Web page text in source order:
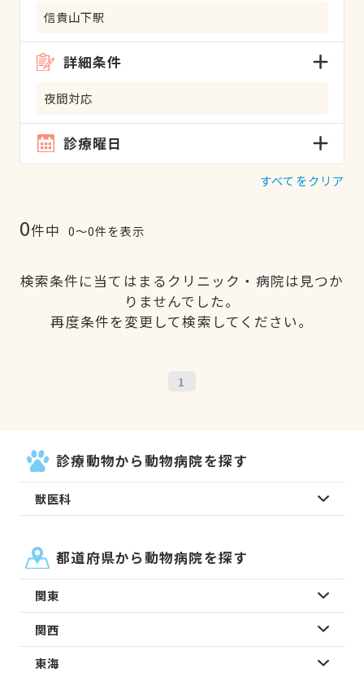
信貴山下駅
詳細条件
夜間対応
診療曜日
すべてをクリア
0件中 0〜0件を表示
検索条件に当てはまるクリニック・病院は見つか
りませんでした。
再度条件を変更して検索してください。
1
診療動物から動物病院を探す
獣医科
都道府県から動物病院を探す
関東
関西
東海